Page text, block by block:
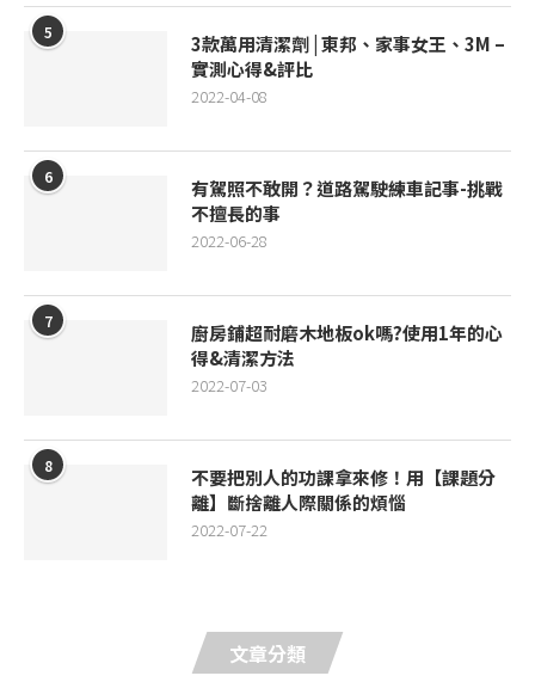
5
3款萬用清潔劑 | 東邦、家事女王、3M –
實測心得&評比
2022-04-08
6
有駕照不敢開？道路駕駛練車記事-挑戰
不擅長的事
2022-06-28
7
廚房鋪超耐磨木地板ok嗎?使用1年的心
得&清潔方法
2022-07-03
8
不要把別人的功課拿來修！用【課題分
離】斷捨離人際關係的煩惱
2022-07-22
文章分類